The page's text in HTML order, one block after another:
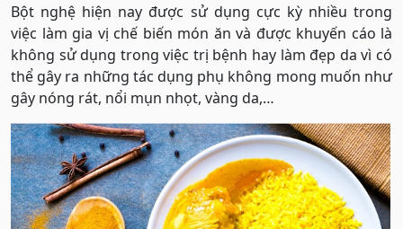
Bột nghệ hiện nay được sử dụng cực kỳ nhiều trong
việc làm gia vị chế biến món ăn và được khuyến cáo là
không sử dụng trong việc trị bệnh hay làm đẹp da vì có
thể gây ra những tác dụng phụ không mong muốn như
gây nóng rát, nổi mụn nhọt, vàng da,…